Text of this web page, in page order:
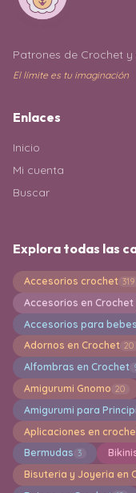
Patrones de Crochet y
El límite es tu imaginación
Enlaces
Inicio
Mi cuenta
Buscar
Explora todas las
Accesorios crochet 319
Accesorios en
Accesorios para bebes
Adornos en Crochet 20
Alfombras en Crochet
Amigurumi Gnomo 20
Amigurumi para
Aplicaciones en
Bermudas 3
Bisuteria y Joyeria en